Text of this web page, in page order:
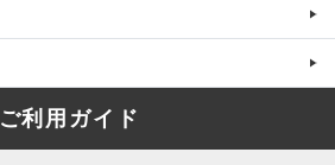
ご利用ガイド